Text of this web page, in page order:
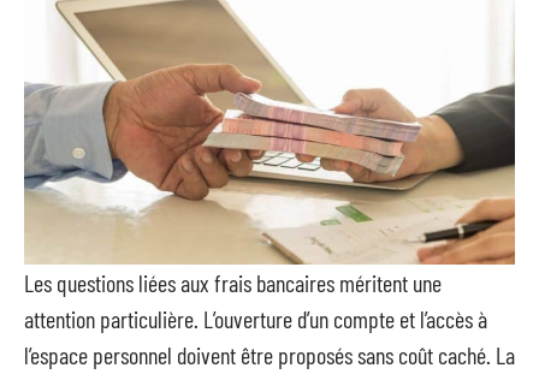
Les questions liées aux frais bancaires méritent une
attention particulière. L’ouverture d’un compte et l’accès à
l’espace personnel doivent être proposés sans coût caché. La